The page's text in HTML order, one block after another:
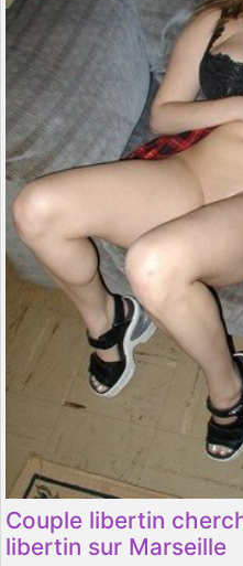
Couple libertin
libertin sur Marseille